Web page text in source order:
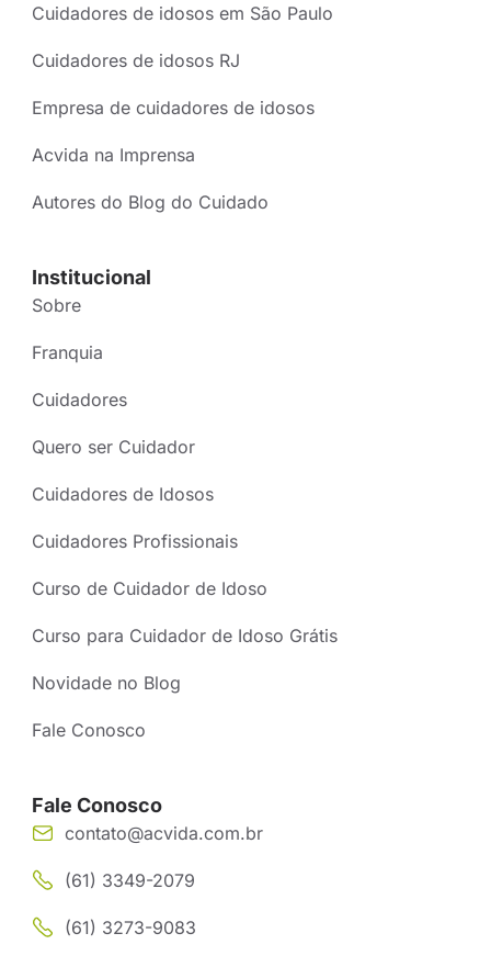
Cuidadores de idosos em São Paulo
Cuidadores de idosos RJ
Empresa de cuidadores de idosos
Acvida na Imprensa
Autores do Blog do Cuidado
Institucional
Sobre
Franquia
Cuidadores
Quero ser Cuidador
Cuidadores de Idosos
Cuidadores Profissionais
Curso de Cuidador de Idoso
Curso para Cuidador de Idoso Grátis
Novidade no Blog
Fale Conosco
Fale Conosco
contato@acvida.com.br
(61) 3349-2079
(61) 3273-9083